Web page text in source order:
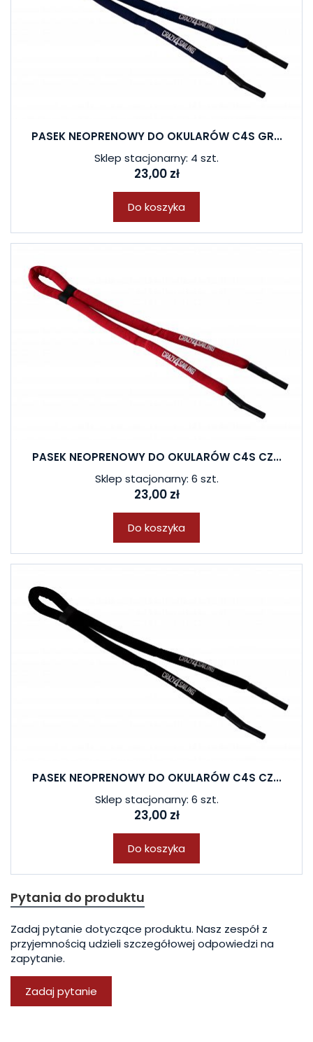
PASEK NEOPRENOWY DO OKULARÓW C4S GR...
Sklep stacjonarny: 4 szt.
23,00 zł
Do koszyka
PASEK NEOPRENOWY DO OKULARÓW C4S CZ...
Sklep stacjonarny: 6 szt.
23,00 zł
Do koszyka
PASEK NEOPRENOWY DO OKULARÓW C4S CZ...
Sklep stacjonarny: 6 szt.
23,00 zł
Do koszyka
Pytania do produktu
Zadaj pytanie dotyczące produktu. Nasz zespół z
przyjemnością udzieli szczegółowej odpowiedzi na
zapytanie.
Zadaj pytanie